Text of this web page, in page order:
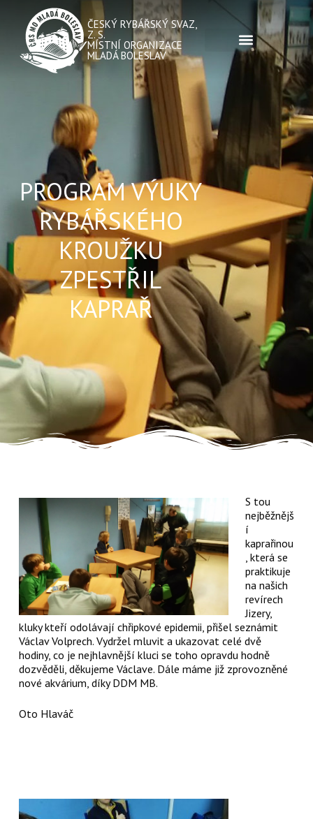
ČESKÝ RYBÁŘSKÝ SVAZ,
Z. S.
MÍSTNÍ ORGANIZACE
MLADÁ BOLESLAV
PROGRAM VÝUKY
RYBÁŘSKÉHO
KROUŽKU
ZPESTŘIL
KAPRAŘ
S tou
nejběžnějš
í
kaprařinou
, která se
praktikuje
na našich
revírech
Jizery,
kluky kteří odolávají chřipkové epidemii, přišel seznámit
Václav Volprech. Vydržel mluvit a ukazovat celé dvě
hodiny, co je nejhlavnější kluci se toho opravdu hodně
dozvěděli, děkujeme Václave. Dále máme již zprovozněné
nové akvárium, díky DDM MB.
Oto Hlaváč